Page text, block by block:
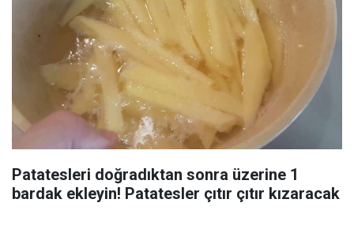
Patatesleri doğradıktan sonra üzerine 1
bardak ekleyin! Patatesler çıtır çıtır kızaracak